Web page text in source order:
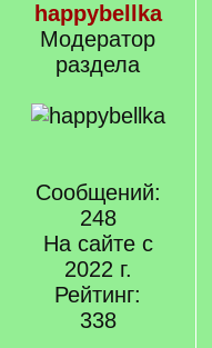
happybellka
Модератор
раздела
Сообщений:
248
На сайте с
2022 г.
Рейтинг:
338